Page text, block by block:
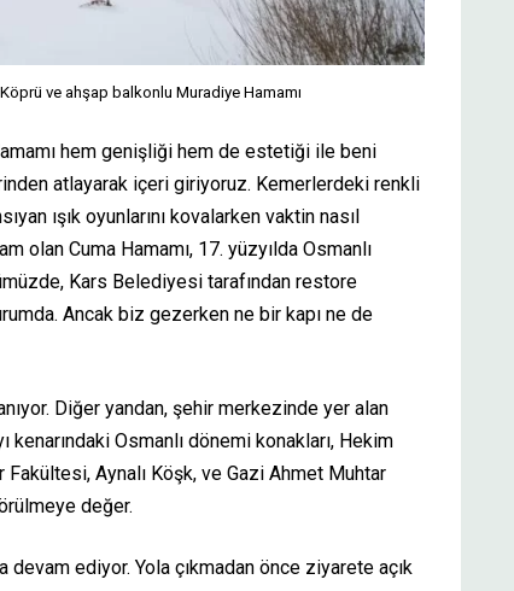
ve ahşap balkonlu Muradiye Hamamı
hem genişliği hem de estetiği ile beni
atlayarak içeri giriyoruz. Kemerlerdeki renkli
ışık oyunlarını kovalarken vaktin nasıl
olan Cuma Hamamı, 17. yüzyılda Osmanlı
Kars Belediyesi tarafından restore
Ancak biz gezerken ne bir kapı ne de
Diğer yandan, şehir merkezinde yer alan
Osmanlı dönemi konakları, Hekim
Aynalı Köşk, ve Gazi Ahmet Muhtar
değer.
devam ediyor. Yola çıkmadan önce ziyarete açık